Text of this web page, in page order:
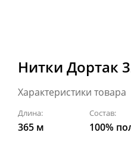
Нитки Дортак
Характеристики товара
Длина:
365 м
Состав:
100%